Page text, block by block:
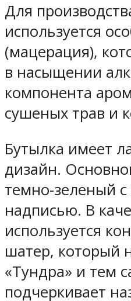
Для
используется
(мацерация),
в насыщении
компонента
сушеных трав и
Бутылка имеет
дизайн.
темно-зеленый с
надписью. В
используется
шатер, который
«Тундра» и тем
подчеркивает